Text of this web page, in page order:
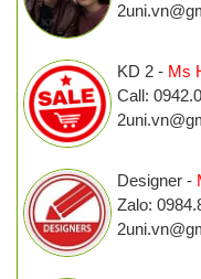
KD 2 - Ms
Call:
Designer -
Zalo: